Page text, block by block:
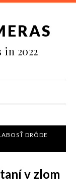
in 2022
DRÔDE
v zlom